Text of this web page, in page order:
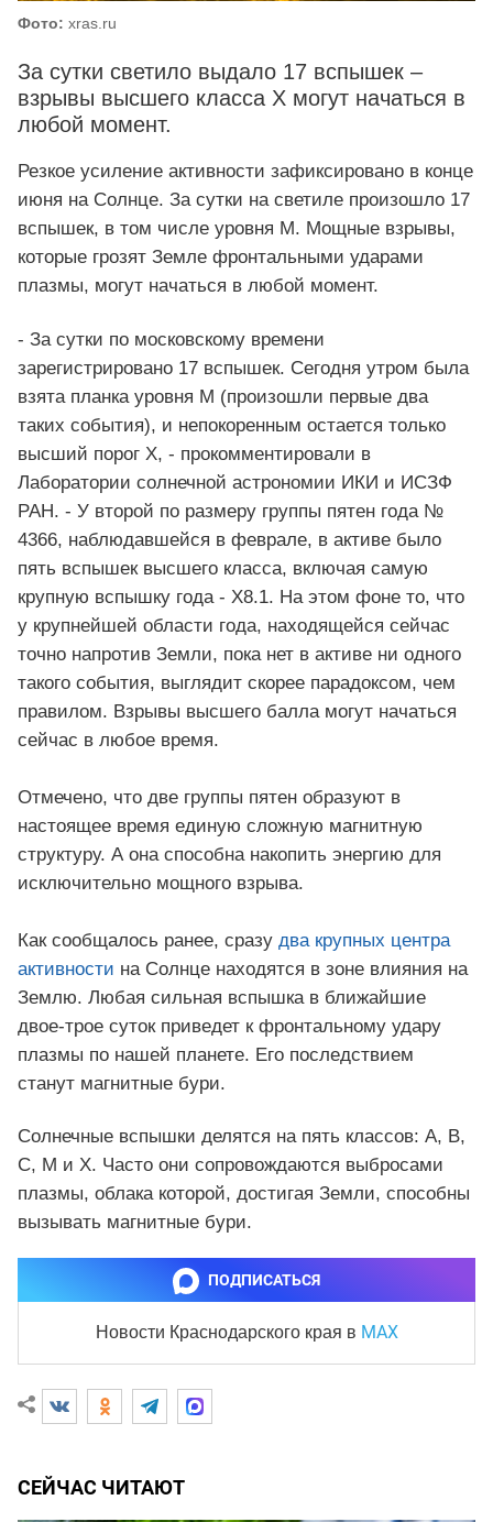
Фото: xras.ru
За сутки светило выдало 17 вспышек –
взрывы высшего класса Х могут начаться в
любой момент.
Резкое усиление активности зафиксировано в конце
июня на Солнце. За сутки на светиле произошло 17
вспышек, в том числе уровня М. Мощные взрывы,
которые грозят Земле фронтальными ударами
плазмы, могут начаться в любой момент.
- За сутки по московскому времени
зарегистрировано 17 вспышек. Сегодня утром была
взята планка уровня M (произошли первые два
таких события), и непокоренным остается только
высший порог X, - прокомментировали в
Лаборатории солнечной астрономии ИКИ и ИСЗФ
РАН. - У второй по размеру группы пятен года №
4366, наблюдавшейся в феврале, в активе было
пять вспышек высшего класса, включая самую
крупную вспышку года - X8.1. На этом фоне то, что
у крупнейшей области года, находящейся сейчас
точно напротив Земли, пока нет в активе ни одного
такого события, выглядит скорее парадоксом, чем
правилом. Взрывы высшего балла могут начаться
сейчас в любое время.
Отмечено, что две группы пятен образуют в
настоящее время единую сложную магнитную
структуру. А она способна накопить энергию для
исключительно мощного взрыва.
Как сообщалось ранее, сразу два крупных центра
активности на Солнце находятся в зоне влияния на
Землю. Любая сильная вспышка в ближайшие
двое-трое суток приведет к фронтальному удару
плазмы по нашей планете. Его последствием
станут магнитные бури.
Солнечные вспышки делятся на пять классов: A, B,
C, M и X. Часто они сопровождаются выбросами
плазмы, облака которой, достигая Земли, способны
вызывать магнитные бури.
ПОДПИСАТЬСЯ
Новости Краснодарского края в MAX
СЕЙЧАС ЧИТАЮТ